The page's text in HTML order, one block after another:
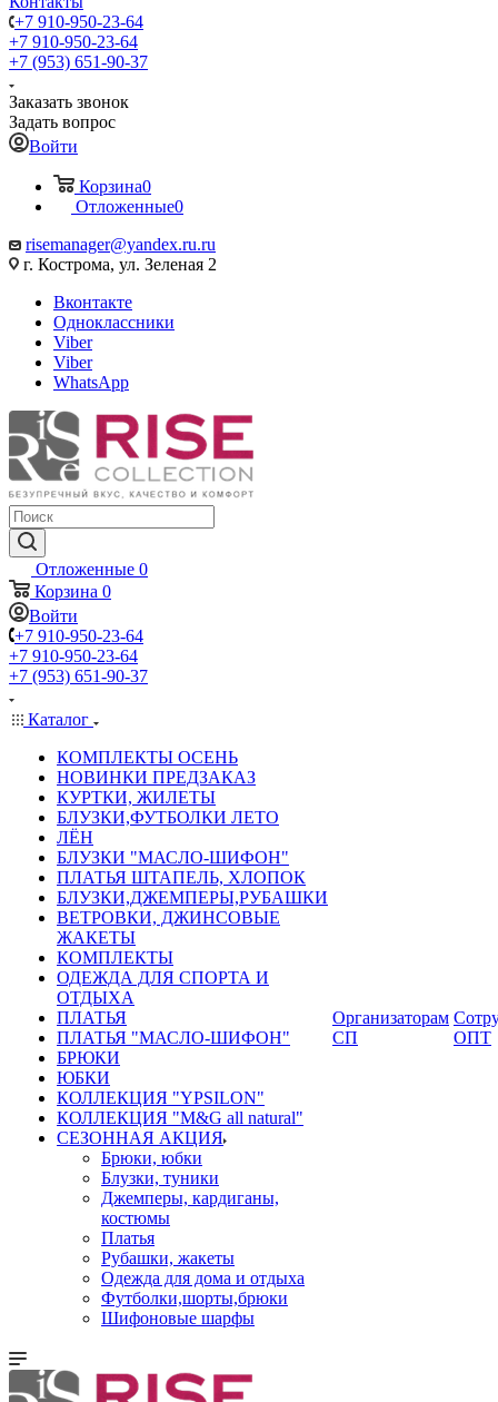
+7 910-950-23-64
+7 910-950-23-64
+7 (953) 651-90-37
Заказать звонок
Задать вопрос
Войти
Корзина0
Отложенные0
risemanager@yandex.ru.ru
г. Кострома, ул. Зеленая 2
Вконтакте
Одноклассники
Viber
Viber
WhatsApp
Отложенные 0
Корзина 0
Войти
+7 910-950-23-64
+7 910-950-23-64
+7 (953) 651-90-37
Каталог
КОМПЛЕКТЫ ОСЕНЬ
НОВИНКИ ПРЕДЗАКАЗ
КУРТКИ, ЖИЛЕТЫ
БЛУЗКИ,ФУТБОЛКИ ЛЕТО
ЛЁН
БЛУЗКИ "МАСЛО-ШИФОН"
ПЛАТЬЯ ШТАПЕЛЬ, ХЛОПОК
БЛУЗКИ,ДЖЕМПЕРЫ,РУБАШКИ
ВЕТРОВКИ, ДЖИНСОВЫЕ
ЖАКЕТЫ
КОМПЛЕКТЫ
ОДЕЖДА ДЛЯ СПОРТА И
ОТДЫХА
ПЛАТЬЯ
ПЛАТЬЯ "МАСЛО-ШИФОН"
БРЮКИ
ЮБКИ
КОЛЛЕКЦИЯ "YPSILON"
КОЛЛЕКЦИЯ "M&G all natural"
СЕЗОННАЯ АКЦИЯ
Брюки, юбки
Блузки, туники
Джемперы, кардиганы,
костюмы
Платья
Рубашки, жакеты
Одежда для дома и отдыха
Футболки,шорты,брюки
Шифоновые шарфы
Организаторам
СП
ОПТ